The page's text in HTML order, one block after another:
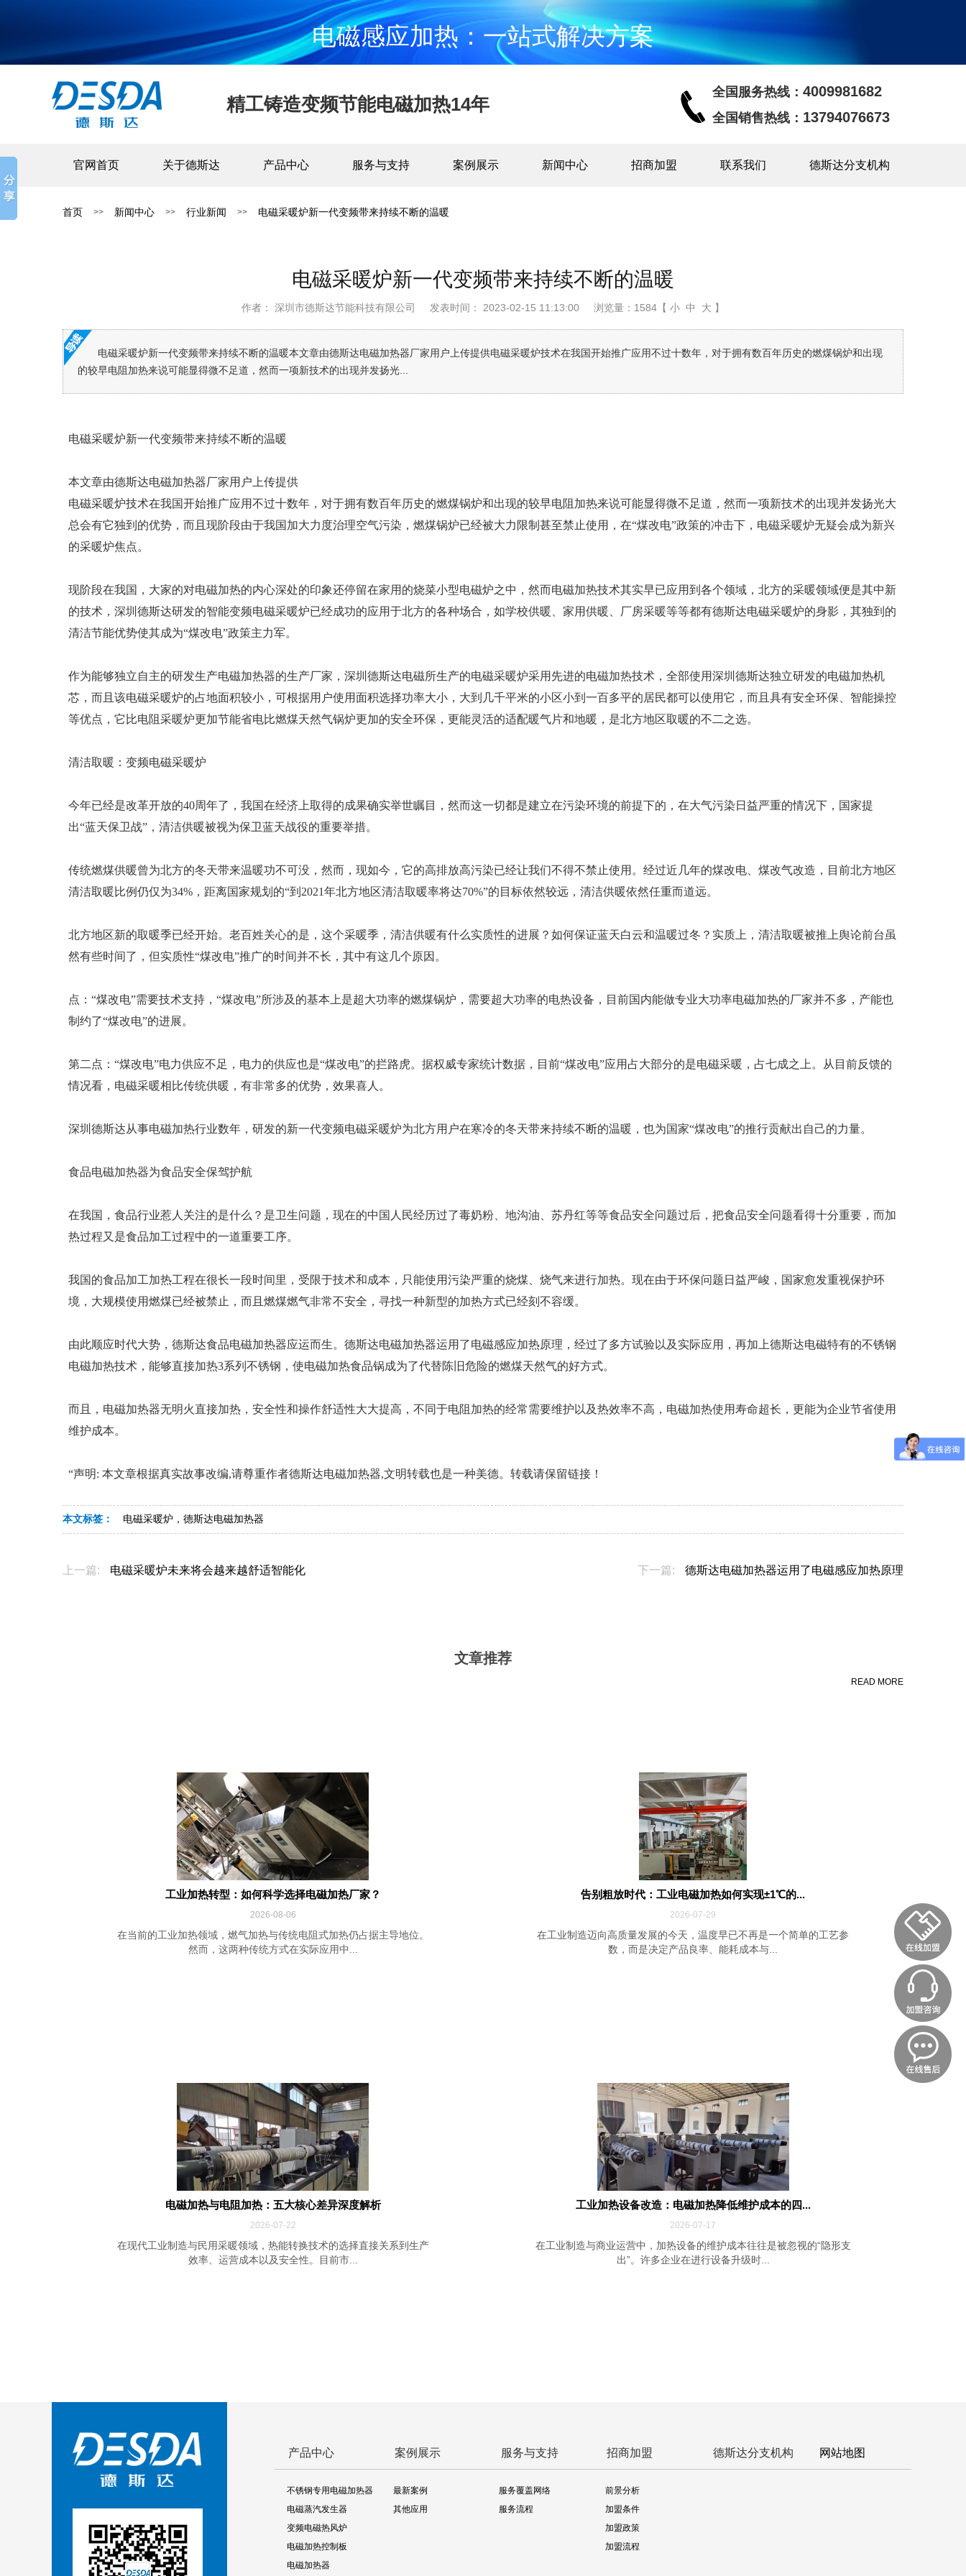
电磁感应加热：一站式解决方案
精工铸造变频节能电磁加热14年
全国服务热线： 4009981682
全国销售热线： 13794076673
官网首页 关于德斯达 产品中心 服务与支持 案例展示 新闻中心 招商加盟 联系我们 德斯达分支机构
首页 >> 新闻中心 >> 行业新闻 >> 电磁采暖炉新一代变频带来持续不断的温暖
电磁采暖炉新一代变频带来持续不断的温暖
作者： 深圳市德斯达节能科技有限公司 发表时间： 2023-02-15 11:13:00 浏览量：1584【 小 中 大 】
电磁采暖炉新一代变频带来持续不断的温暖本文章由德斯达电磁加热器厂家用户上传提供电磁采暖炉技术在我国开始推广应用不过十数年，对于拥有数百年历史的燃煤锅炉和出现
的较早电阻加热来说可能显得微不足道，然而一项新技术的出现并发扬光...
电磁采暖炉新一代变频带来持续不断的温暖
本文章由德斯达电磁加热器厂家用户上传提供
电磁采暖炉技术在我国开始推广应用不过十数年，对于拥有数百年历史的燃煤锅炉和出现的较早电阻加热来说可能显得微不足道，然而一项新技术的出现并发扬光大
总会有它独到的优势，而且现阶段由于我国加大力度治理空气污染，燃煤锅炉已经被大力限制甚至禁止使用，在“煤改电”政策的冲击下，电磁采暖炉无疑会成为新兴
的采暖炉焦点。
现阶段在我国，大家的对电磁加热的内心深处的印象还停留在家用的烧菜小型电磁炉之中，然而电磁加热技术其实早已应用到各个领域，北方的采暖领域便是其中新
的技术，深圳德斯达研发的智能变频电磁采暖炉已经成功的应用于北方的各种场合，如学校供暖、家用供暖、厂房采暖等等都有德斯达电磁采暖炉的身影，其独到的
清洁节能优势使其成为“煤改电”政策主力军。
作为能够独立自主的研发生产电磁加热器的生产厂家，深圳德斯达电磁所生产的电磁采暖炉采用先进的电磁加热技术，全部使用深圳德斯达独立研发的电磁加热机
芯，而且该电磁采暖炉的占地面积较小，可根据用户使用面积选择功率大小，大到几千平米的小区小到一百多平的居民都可以使用它，而且具有安全环保、智能操控
等优点，它比电阻采暖炉更加节能省电比燃煤天然气锅炉更加的安全环保，更能灵活的适配暖气片和地暖，是北方地区取暖的不二之选。
清洁取暖：变频电磁采暖炉
今年已经是改革开放的40周年了，我国在经济上取得的成果确实举世瞩目，然而这一切都是建立在污染环境的前提下的，在大气污染日益严重的情况下，国家提
出“蓝天保卫战”，清洁供暖被视为保卫蓝天战役的重要举措。
传统燃煤供暖曾为北方的冬天带来温暖功不可没，然而，现如今，它的高排放高污染已经让我们不得不禁止使用。经过近几年的煤改电、煤改气改造，目前北方地区
清洁取暖比例仍仅为34%，距离国家规划的“到2021年北方地区清洁取暖率将达70%”的目标依然较远，清洁供暖依然任重而道远。
北方地区新的取暖季已经开始。老百姓关心的是，这个采暖季，清洁供暖有什么实质性的进展？如何保证蓝天白云和温暖过冬？实质上，清洁取暖被推上舆论前台虽
然有些时间了，但实质性“煤改电”推广的时间并不长，其中有这几个原因。
点：“煤改电”需要技术支持，“煤改电”所涉及的基本上是超大功率的燃煤锅炉，需要超大功率的电热设备，目前国内能做专业大功率电磁加热的厂家并不多，产能也
制约了“煤改电”的进展。
第二点：“煤改电”电力供应不足，电力的供应也是“煤改电”的拦路虎。据权威专家统计数据，目前“煤改电”应用占大部分的是电磁采暖，占七成之上。从目前反馈的
情况看，电磁采暖相比传统供暖，有非常多的优势，效果喜人。
深圳德斯达从事电磁加热行业数年，研发的新一代变频电磁采暖炉为北方用户在寒冷的冬天带来持续不断的温暖，也为国家“煤改电”的推行贡献出自己的力量。
食品电磁加热器为食品安全保驾护航
在我国，食品行业惹人关注的是什么？是卫生问题，现在的中国人民经历过了毒奶粉、地沟油、苏丹红等等食品安全问题过后，把食品安全问题看得十分重要，而加
热过程又是食品加工过程中的一道重要工序。
我国的食品加工加热工程在很长一段时间里，受限于技术和成本，只能使用污染严重的烧煤、烧气来进行加热。现在由于环保问题日益严峻，国家愈发重视保护环
境，大规模使用燃煤已经被禁止，而且燃煤燃气非常不安全，寻找一种新型的加热方式已经刻不容缓。
由此顺应时代大势，德斯达食品电磁加热器应运而生。德斯达电磁加热器运用了电磁感应加热原理，经过了多方试验以及实际应用，再加上德斯达电磁特有的不锈钢
电磁加热技术，能够直接加热3系列不锈钢，使电磁加热食品锅成为了代替陈旧危险的燃煤天然气的好方式。
而且，电磁加热器无明火直接加热，安全性和操作舒适性大大提高，不同于电阻加热的经常需要维护以及热效率不高，电磁加热使用寿命超长，更能为企业节省使用
维护成本。
“声明: 本文章根据真实故事改编,请尊重作者德斯达电磁加热器,文明转载也是一种美德。转载请保留链接！
本文标签： 电磁采暖炉，德斯达电磁加热器
上一篇: 电磁采暖炉未来将会越来越舒适智能化 下一篇: 德斯达电磁加热器运用了电磁感应加热原理
文章推荐
READ MORE
工业加热转型：如何科学选择电磁加热厂家？
2026-08-06
在当前的工业加热领域，燃气加热与传统电阻式加热仍占据主导地位。
然而，这两种传统方式在实际应用中...
告别粗放时代：工业电磁加热如何实现±1℃的...
2026-07-29
在工业制造迈向高质量发展的今天，温度早已不再是一个简单的工艺参
数，而是决定产品良率、能耗成本与...
电磁加热与电阻加热：五大核心差异深度解析
2026-07-22
在现代工业制造与民用采暖领域，热能转换技术的选择直接关系到生产
效率、运营成本以及安全性。目前市...
工业加热设备改造：电磁加热降低维护成本的四...
2026-07-17
在工业制造与商业运营中，加热设备的维护成本往往是被忽视的“隐形支
出”。许多企业在进行设备升级时...
产品中心
不锈钢专用电磁加热器
电磁蒸汽发生器
变频电磁热风炉
电磁加热控制板
电磁加热器
案例展示
最新案例
其他应用
服务与支持
服务覆盖网络
服务流程
招商加盟
前景分析
加盟条件
加盟政策
加盟流程
德斯达分支机构 网站地图